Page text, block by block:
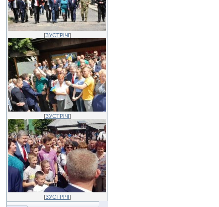
[ЗУСТРІЧІ]
[ЗУСТРІЧІ]
[ЗУСТРІЧІ]